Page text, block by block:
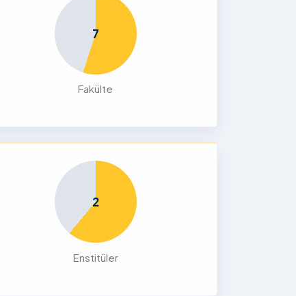
7
Fakülte
2
Enstitüler